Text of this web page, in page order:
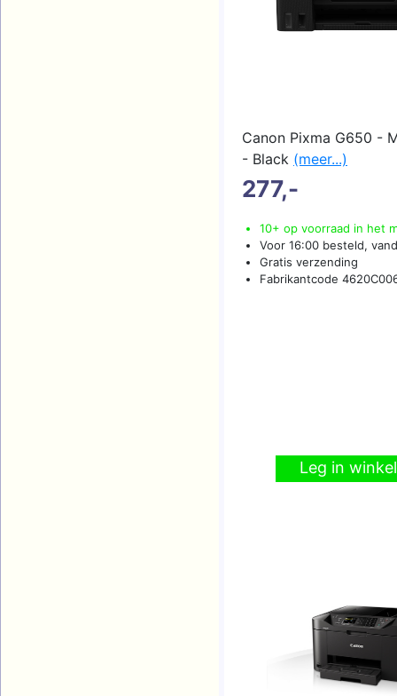
Canon Pixma G650 -
- Black (meer...)
277,-
10+ op voorraad in het
Voor 16:00 besteld,
Gratis verzending
Fabrikantcode
Leg in